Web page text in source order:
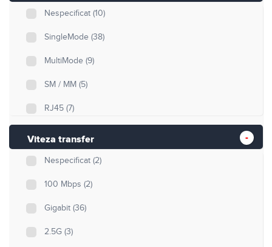
Nespecificat (10)
SingleMode (38)
MultiMode (9)
SM / MM (5)
RJ45 (7)
Viteza transfer
Nespecificat (2)
100 Mbps (2)
Gigabit (36)
2.5G (3)